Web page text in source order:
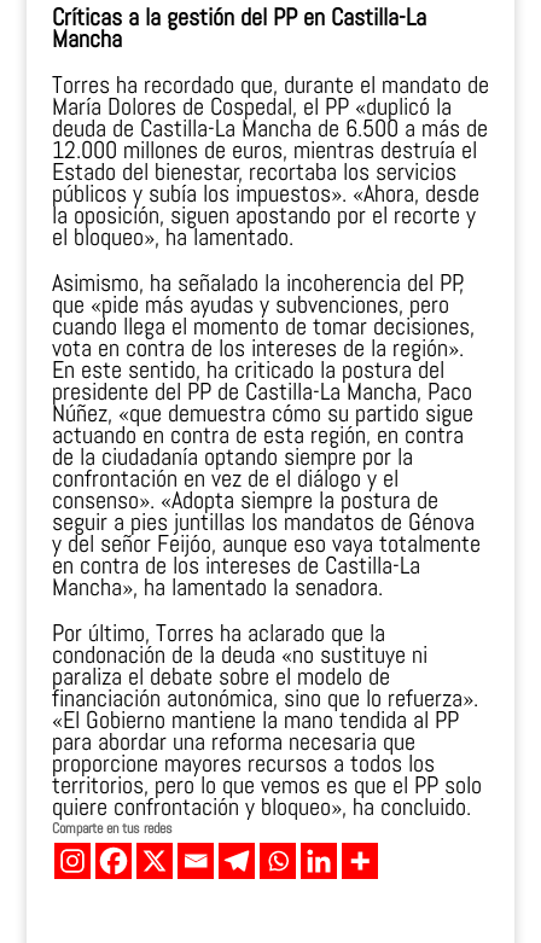
Críticas a la gestión del PP en Castilla-La
Mancha
Torres ha recordado que, durante el mandato de
María Dolores de Cospedal, el PP «duplicó la
deuda de Castilla-La Mancha de 6.500 a más de
12.000 millones de euros, mientras destruía el
Estado del bienestar, recortaba los servicios
públicos y subía los impuestos». «Ahora, desde
la oposición, siguen apostando por el recorte y
el bloqueo», ha lamentado.
Asimismo, ha señalado la incoherencia del PP,
que «pide más ayudas y subvenciones, pero
cuando llega el momento de tomar decisiones,
vota en contra de los intereses de la región».
En este sentido, ha criticado la postura del
presidente del PP de Castilla-La Mancha, Paco
Núñez, «que demuestra cómo su partido sigue
actuando en contra de esta región, en contra
de la ciudadanía optando siempre por la
confrontación en vez de el diálogo y el
consenso». «Adopta siempre la postura de
seguir a pies juntillas los mandatos de Génova
y del señor Feijóo, aunque eso vaya totalmente
en contra de los intereses de Castilla-La
Mancha», ha lamentado la senadora.
Por último, Torres ha aclarado que la
condonación de la deuda «no sustituye ni
paraliza el debate sobre el modelo de
financiación autonómica, sino que lo refuerza».
«El Gobierno mantiene la mano tendida al PP
para abordar una reforma necesaria que
proporcione mayores recursos a todos los
territorios, pero lo que vemos es que el PP solo
quiere confrontación y bloqueo», ha concluido.
Comparte en tus redes